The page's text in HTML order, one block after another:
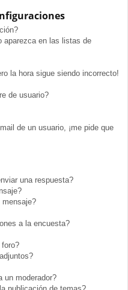
aparezca en las listas de
la hora sigue siendo incorrecto!
de usuario?
de un usuario, ¡me pide que
una respuesta?
mensaje?
a la encuesta?
un moderador?